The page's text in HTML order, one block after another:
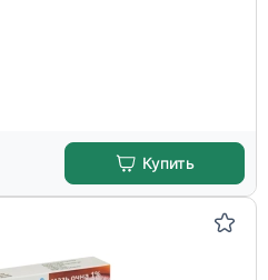
Купить